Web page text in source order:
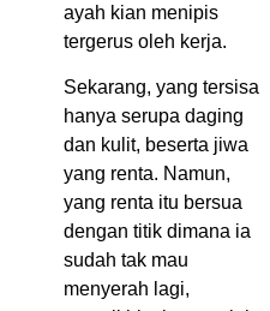
ayah kian menipis
tergerus oleh kerja.
Sekarang, yang tersisa
hanya serupa daging
dan kulit, beserta jiwa
yang renta. Namun,
yang renta itu bersua
dengan titik dimana ia
sudah tak mau
menyerah lagi,